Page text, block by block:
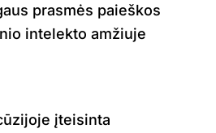
prasmės paieškos
intelekto amžiuje
įteisinta